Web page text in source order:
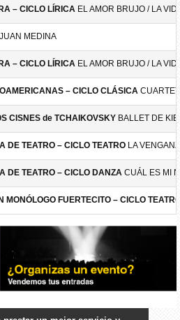
– CICLO LÍRICA EL AMOR BRUJO / LA
JUAN MEDINA
– CICLO LÍRICA EL AMOR BRUJO / LA
– CICLO CLÁSICA
CISNES de TCHAIKOVSKY BALLET DE
DE TEATRO – CICLO TEATRO LA
DE TEATRO – CICLO DANZA CUÁL ES MI
MONÓLOGO FUERTECITO – CICLO